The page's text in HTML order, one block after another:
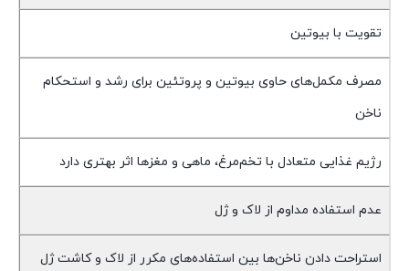
تقویت با بیوتین
مصرف مکمل‌های حاوی بیوتین و پروتئین برای رشد و استحکام
ناخن
رژیم غذایی متعادل با تخم‌مرغ، ماهی و مغزها اثر بهتری دارد
عدم استفاده مداوم از لاک و ژل
استراحت دادن ناخن‌ها بین استفاده‌های مکرر از لاک و کاشت ژل